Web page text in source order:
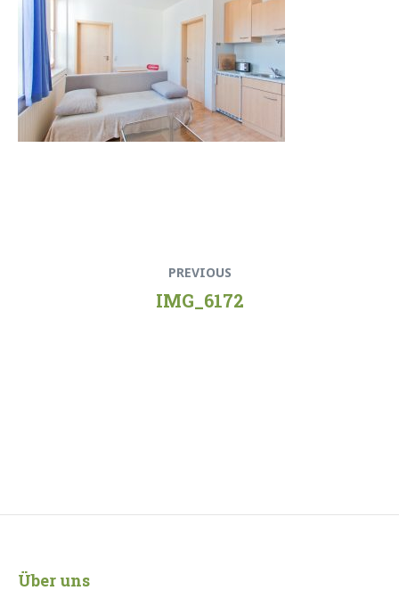
post:
PREVIOUS
IMG_6172
Über uns